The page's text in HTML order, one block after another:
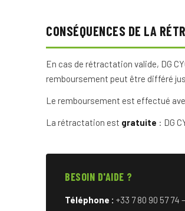
CONSÉQUENCES DE LA
En cas de rétractation valide, DG
remboursement peut être différé
Le remboursement est effectué
La rétractation est gratuite : DG
BESOIN D'AIDE ?
Téléphone : +33 7 80 90 57 74